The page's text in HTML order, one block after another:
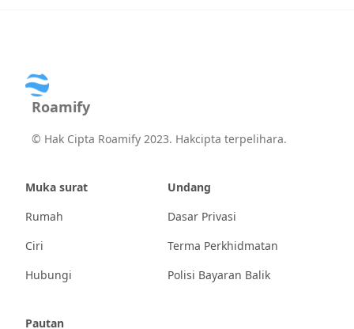
Roamify
© Hak Cipta Roamify 2023. Hakcipta terpelihara.
Muka surat
Rumah
Ciri
Hubungi
Undang
Dasar Privasi
Terma Perkhidmatan
Polisi Bayaran Balik
Pautan